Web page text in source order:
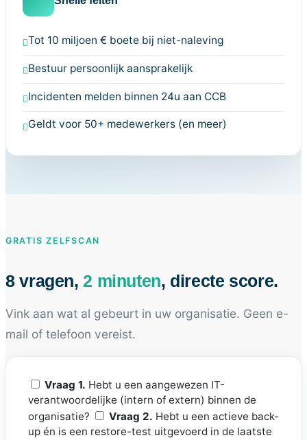
Tot 10 miljoen € boete bij niet-naleving
Bestuur persoonlijk aansprakelijk
Incidenten melden binnen 24u aan CCB
Geldt voor 50+ medewerkers (en meer)
GRATIS ZELFSCAN
8 vragen,2 minuten, directe score.
Vink aan wat al gebeurt in uw organisatie. Geen e-
mail of telefoon vereist.
Vraag 1. Hebt u een aangewezen IT-
verantwoordelijke (intern of extern) binnen de
organisatie?
Vraag 2. Hebt u een actieve back-
up én is een restore-test uitgevoerd in de laatste